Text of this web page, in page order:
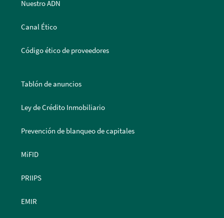
Nuestro ADN
Canal Ético
Código ético de proveedores
Tablón de anuncios
Ley de Crédito Inmobiliario
Prevención de blanqueo de capitales
MiFID
PRIIPS
EMIR